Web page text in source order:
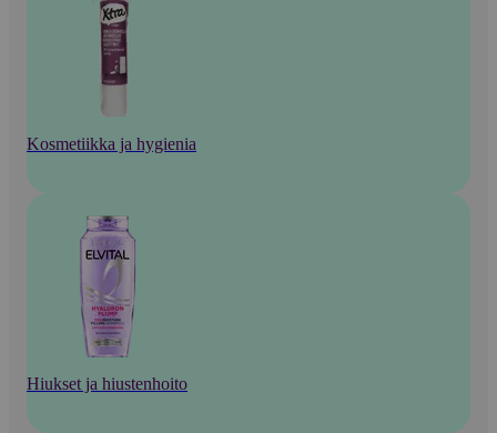
Kosmetiikka ja hygienia
Hiukset ja hiustenhoito